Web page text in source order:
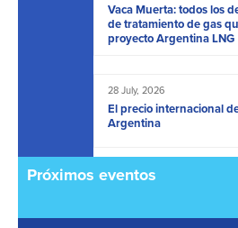
Vaca Muerta: todos los
de tratamiento de gas
proyecto Argentina LNG
28 July, 2026
El precio internacional
Argentina
Próximos eventos